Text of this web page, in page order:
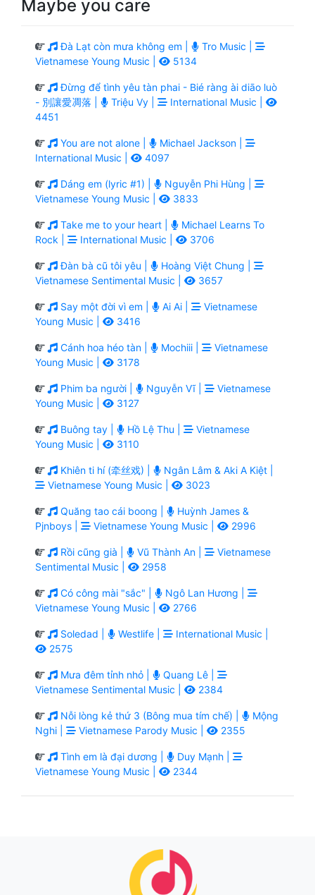
Maybe you care
Đà Lạt còn mưa không em |
Tro Music |
Vietnamese Young Music |
5134
Đừng để tình yêu tàn phai - Bié ràng ài diāo luò
- 別讓愛凋落 |
Triệu Vy |
International Music |
4451
You are not alone |
Michael Jackson |
International Music |
4097
Dáng em (lyric #1) |
Nguyễn Phi Hùng |
Vietnamese Young Music |
3833
Take me to your heart |
Michael Learns To
Rock |
International Music | 3706
Đàn bà cũ tôi yêu |
Hoàng Việt Chung |
Vietnamese Sentimental Music |
3657
Say một đời vì em | Ai Ai |
Vietnamese
Young Music |
3416
Cánh hoa héo tàn | Mochiii |
Vietnamese
Young Music |
3178
Phim ba người | Nguyễn Vĩ |
Vietnamese
Young Music |
3127
Buông tay | Hồ Lệ Thu |
Vietnamese
Young Music |
3110
Khiên ti hí (牵丝戏) |
Ngân Lâm & Aki A Kiệt |
Vietnamese Young Music |
3023
Quăng tao cái boong |
Huỳnh James &
Pjnboys |
Vietnamese Young Music | 2996
Rồi cũng già | Vũ Thành An |
Vietnamese
Sentimental Music |
2958
Có công mài "sắc" |
Ngô Lan Hương |
Vietnamese Young Music |
2766
Soledad | Westlife |
International Music |
2575
Mưa đêm tỉnh nhỏ |
Quang Lê |
Vietnamese Sentimental Music |
2384
Nỗi lòng kẻ thứ 3 (Bông mua tím chế) |
Mộng
Nghi |
Vietnamese Parody Music | 2355
Tình em là đại dương |
Duy Mạnh |
Vietnamese Young Music |
2344